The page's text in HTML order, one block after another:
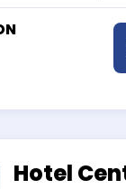
Hotel